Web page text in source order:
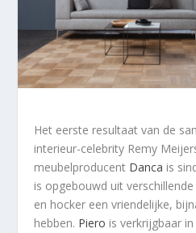
Het eerste resultaat van de
interieur-celebrity Remy
meubelproducent Danca is
is opgebouwd uit
en hocker een vriendelijke,
hebben. Piero is verkrijgbaar